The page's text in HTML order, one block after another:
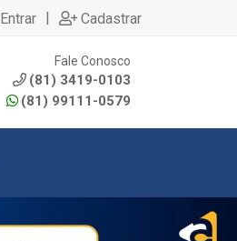
Entrar | Cadastrar
Fale Conosco
(81) 3419-0103
(81) 99111-0579